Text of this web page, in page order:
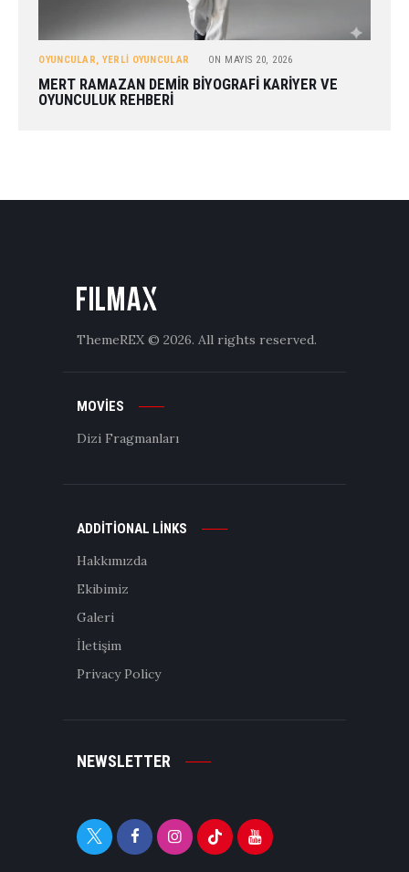
OYUNCULAR, YERLI OYUNCULAR ON MAYIS 20, 2026
MERT RAMAZAN DEMIR BIYOGRAFI KARIYER VE
OYUNCULUK REHBERI
ThemeREX © 2026. All rights reserved.
MOVIES
Dizi Fragmanları
ADDITIONAL LINKS
Hakkımızda
Ekibimiz
Galeri
İletişim
Privacy Policy
NEWSLETTER